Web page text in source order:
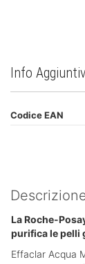
Info
Codice EAN
La Roche-
purifica le pelli
Effaclar Acqua